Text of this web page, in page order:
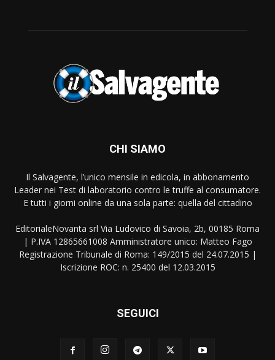
CHI SIAMO
Il Salvagente, l’unico mensile in edicola, in abbonamento
Leader nei Test di laboratorio contro le truffe al consumatore.
E tutti i giorni online da una sola parte: quella del cittadino
EditorialeNovanta srl Via Ludovico di Savoia, 2b, 00185 Roma
| P.IVA 12865661008 Amministratore unico: Matteo Fago
Registrazione Tribunale di Roma: 149/2015 del 24.07.2015 |
Iscrizione ROC: n. 25400 del 12.03.2015
SEGUICI